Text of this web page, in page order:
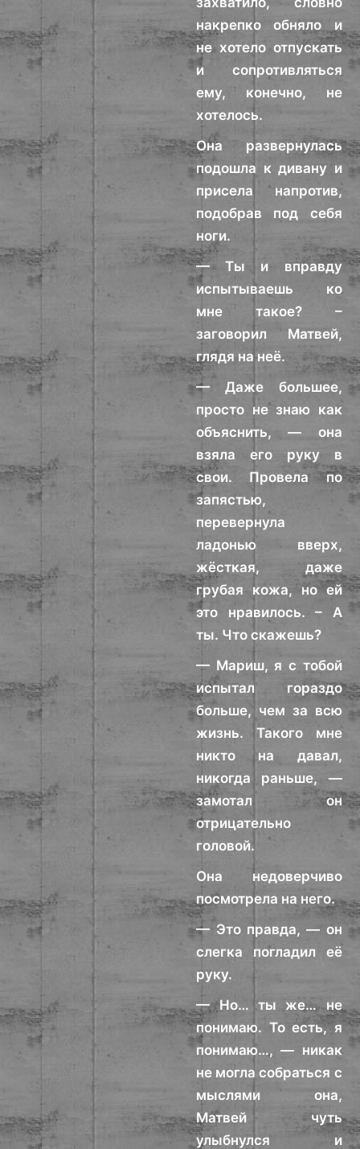
накрепко обняло и
не хотело отпускать
и сопротивляться
ему, конечно, не
хотелось.
Она развернулась
подошла к дивану и
присела напротив,
подобрав под себя
ноги.
— Ты и вправду
испытываешь ко
мне такое? –
заговорил Матвей,
глядя на неё.
— Даже большее,
просто не знаю как
объяснить, — она
взяла его руку в
свои. Провела по
запястью,
перевернула
ладонью вверх,
жёсткая, даже
грубая кожа, но ей
это нравилось. – А
ты. Что скажешь?
— Мариш, я с тобой
испытал гораздо
больше, чем за всю
жизнь. Такого мне
никто на давал,
никогда раньше, —
замотал он
отрицательно
головой.
Она недоверчиво
посмотрела на него.
— Это правда, — он
слегка погладил её
руку.
— Но… ты же… не
понимаю. То есть, я
понимаю…, — никак
не могла собраться с
мыслями она,
Матвей чуть
улыбнулся и